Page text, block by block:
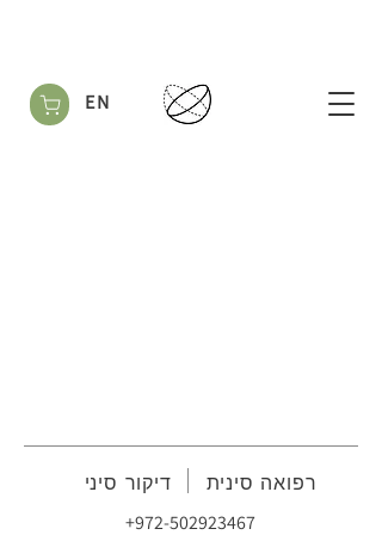
EN
רפואה סינית דיקור סיני
+972-502923467